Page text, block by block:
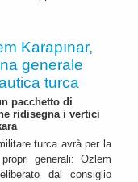
Karapınar,
generale
turca
pacchetto di
ridisegna i vertici
turca avrà per la
generali: Ozlem
dal consiglio